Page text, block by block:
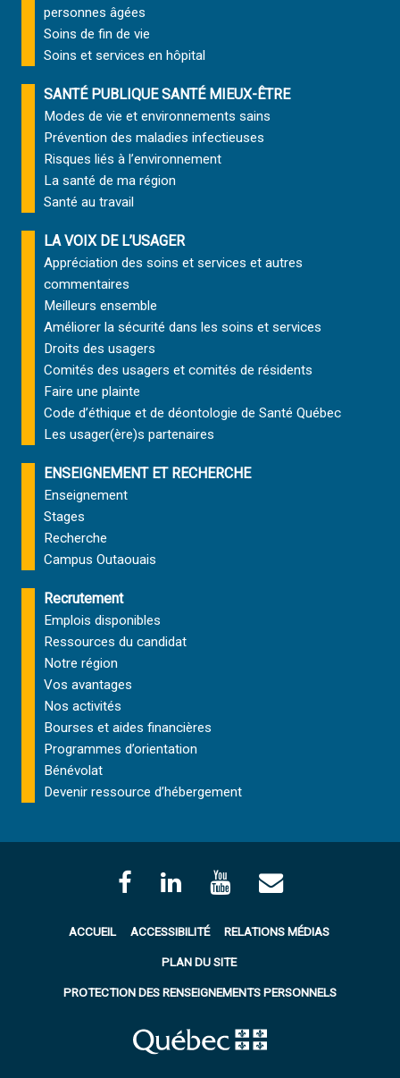
personnes âgées
Soins de fin de vie
Soins et services en hôpital
SANTÉ PUBLIQUE SANTÉ MIEUX-ÊTRE
Modes de vie et environnements sains
Prévention des maladies infectieuses
Risques liés à l’environnement
La santé de ma région
Santé au travail
LA VOIX DE L’USAGER
Appréciation des soins et services et autres
commentaires
Meilleurs ensemble
Améliorer la sécurité dans les soins et services
Droits des usagers
Comités des usagers et comités de résidents
Faire une plainte
Code d’éthique et de déontologie de Santé Québec
Les usager(ère)s partenaires
ENSEIGNEMENT ET RECHERCHE
Enseignement
Stages
Recherche
Campus Outaouais
Recrutement
Emplois disponibles
Ressources du candidat
Notre région
Vos avantages
Nos activités
Bourses et aides financières
Programmes d’orientation
Bénévolat
Devenir ressource d’hébergement
ACCUEIL ACCESSIBILITÉ RELATIONS MÉDIAS
PLAN DU SITE
PROTECTION DES RENSEIGNEMENTS PERSONNELS